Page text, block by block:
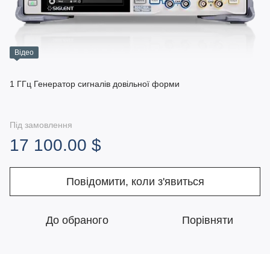
Відео
1 ГГц Генератор сигналів довільної форми
Під замовлення
17 100.00 $
Повідомити, коли з'явиться
До обраного Порівняти